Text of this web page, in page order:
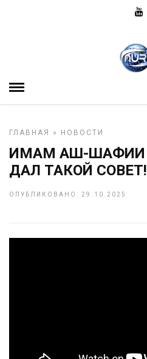
ГЛАВНАЯ » НОВОСТИ
ИМАМ АШ-ШАФИИ
ДАЛ ТАКОЙ СОВЕТ!
ОПУБЛИКОВАНО: 29.10.2025